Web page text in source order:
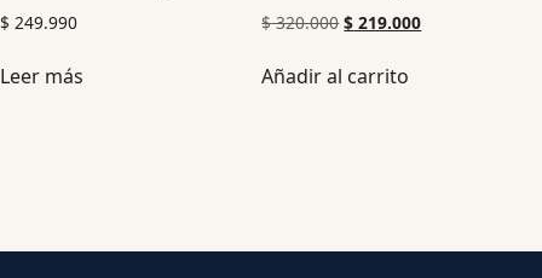
$ 249.990
Leer más
$320.000 $ 219.000
Añadir al carrito